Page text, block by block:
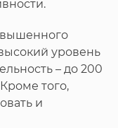
уровень
– до 200
того,
и